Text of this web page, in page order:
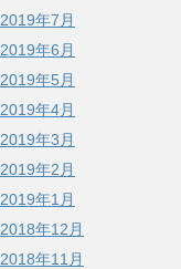
2019年7月
2019年6月
2019年5月
2019年4月
2019年3月
2019年2月
2019年1月
2018年12月
2018年11月